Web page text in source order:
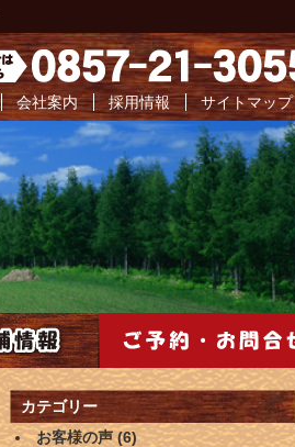
会社案内 採用情報 サイトマップ
ご予約・お問い合わせ
カテゴリー
お客様の声(6)